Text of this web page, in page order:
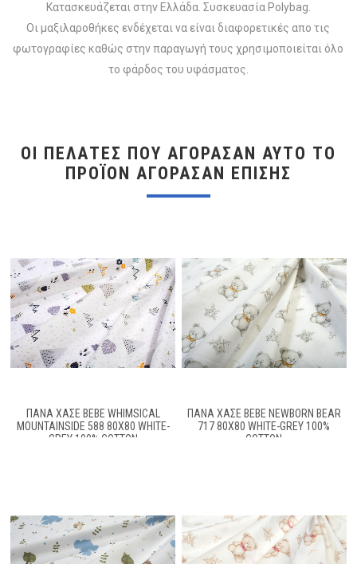
Κατασκευάζεται στην Ελλάδα. Συσκευασία Polybag.
Οι μαξιλαροθήκες ενδέχεται να είναι διαφορετικές απο τις
φωτογραφίες καθώς στην παραγωγή τους χρησιμοποιείται όλο
το φάρδος του υφάσματος.
ΟΙ ΠΕΛΆΤΕΣ ΠΟΥ ΑΓΌΡΑΣΑΝ ΑΥΤΌ ΤΟ
ΠΡΟΪΌΝ ΑΓΌΡΑΣΑΝ ΕΠΊΣΗΣ
ΠΆΝΑ ΧΑΣΈ BEBE WHIMSICAL
MOUNTAINSIDE 588 80X80 WHITE-
GREY 100% COTTON
ΠΆΝΑ ΧΑΣΈ BEBE NEWBORN BEAR
717 80X80 WHITE-GREY 100%
COTTON